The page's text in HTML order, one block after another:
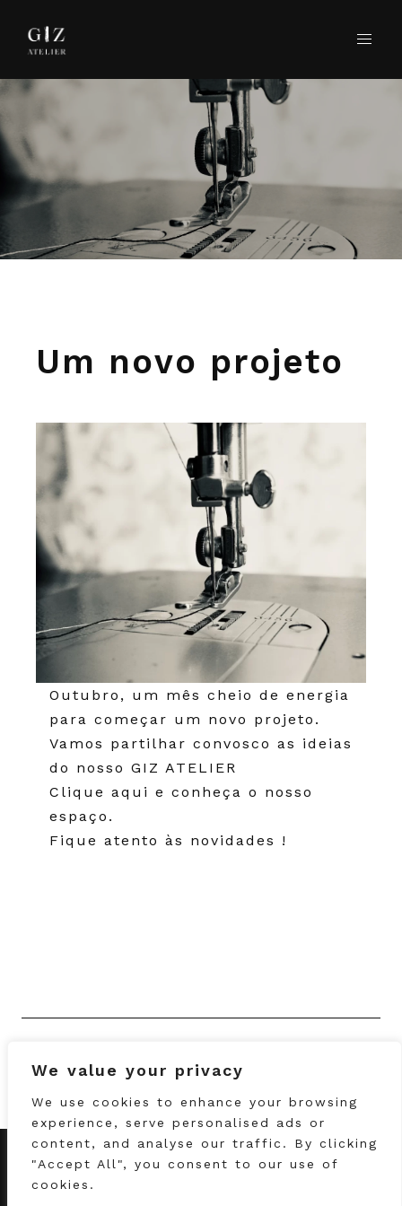
We value your privacy
We use cookies to enhance your browsing
experience, serve personalised ads or
content, and analyse our traffic. By clicking
"Accept All", you consent to our use of
cookies.
Um novo projeto
Outubro, um mês cheio de energia
para começar um novo projeto.
Vamos partilhar convosco as ideias
do nosso GIZ ATELIER
Clique aqui e conheça o nosso
espaço.
Fique atento às novidades !
info@gizatelier.pt